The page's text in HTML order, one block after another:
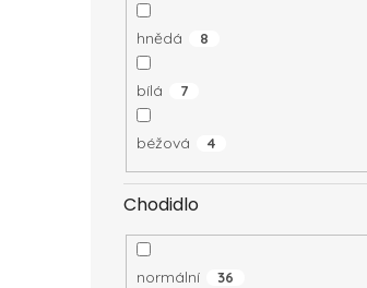
hnědá 8
bílá 7
béžová 4
Chodidlo
normální 36